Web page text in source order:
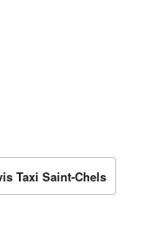
Taxi Saint-Chels